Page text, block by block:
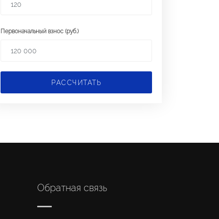
Первоначальный взнос (руб.)
РАССЧИТАТЬ
Обратная связь